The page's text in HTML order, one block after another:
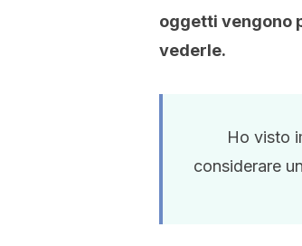
oggetti vengono
vederle.
Ho visto
considerare